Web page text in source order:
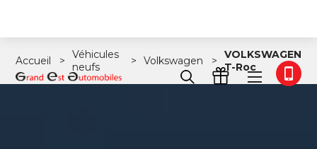
Accueil
Véhicules
neufs
Volkswagen
VOLKSWAGEN
T-Roc